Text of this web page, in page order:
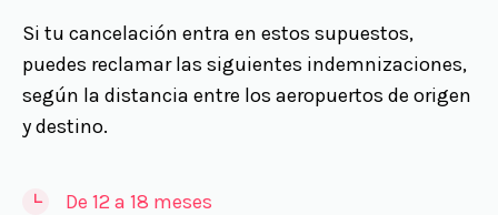
Si tu cancelación entra en estos supuestos,
puedes reclamar las siguientes indemnizaciones,
según la distancia entre los aeropuertos de origen
y destino.
De 12 a 18 meses